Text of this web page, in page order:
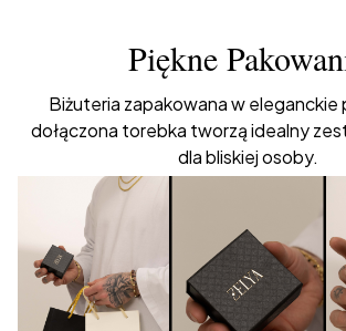
Piękne
Biżuteria zapakowana w eleganckie
dołączona torebka tworzą idealny
dla bliskiej osoby.